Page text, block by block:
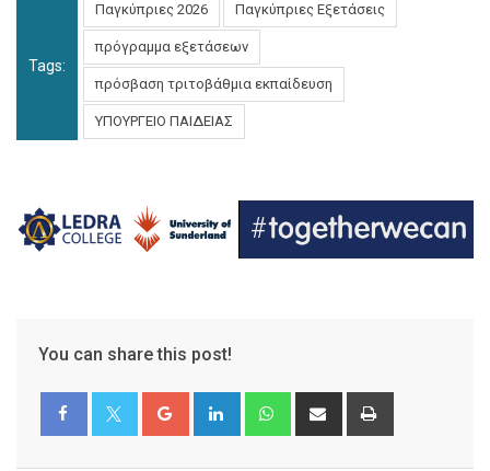
Tags:
Παγκύπριες 2026 Παγκύπριες Εξετάσεις
πρόγραμμα εξετάσεων
πρόσβαση τριτοβάθμια εκπαίδευση
ΥΠΟΥΡΓΕΙΟ ΠΑΙΔΕΙΑΣ
You can share this post!
Google+ LinkedIn WhatsappShare